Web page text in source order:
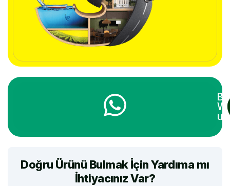
Doğru Ürünü Bulmak İçin Yardıma mı
İhtiyacınız Var?